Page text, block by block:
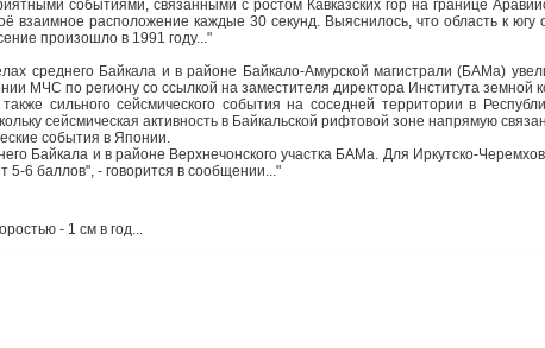
событиями, связанными с ростом Кавказских гор на границе
взаимное расположение каждые 30 секунд. Выяснилось, что область к
произошло в 1991 году..."
среднего Байкала и в районе Байкало-Амурской магистрали (БАМа)
МЧС по региону со ссылкой на заместителя директора Института
сильного сейсмического события на соседней территории в
сейсмическая активность в Байкальской рифтовой зоне напрямую
события в Японии.
Байкала и в районе Верхнечонского участка БАМа. Для Иркутско-
6 баллов", - говорится в сообщении..."
- 1 см в год...